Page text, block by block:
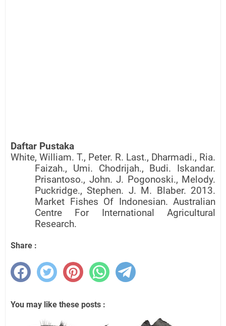
Daftar Pustaka
White, William. T., Peter. R. Last., Dharmadi., Ria.
Faizah., Umi. Chodrijah., Budi. Iskandar.
Prisantoso., John. J. Pogonoski., Melody.
Puckridge., Stephen. J. M. Blaber. 2013.
Market Fishes Of Indonesian. Australian
Centre For International Agricultural
Research.
Share :
You may like these posts :